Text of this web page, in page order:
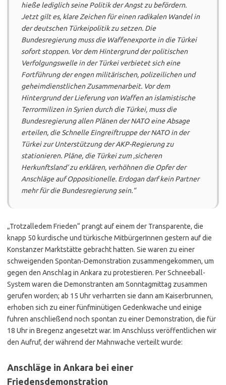
hieße lediglich seine Politik der Angst zu befördern.
Jetzt gilt es, klare Zeichen für einen radikalen Wandel in
der deutschen Türkeipolitik zu setzen. Die
Bundesregierung muss die Waffenexporte in die Türkei
sofort stoppen. Vor dem Hintergrund der politischen
Verfolgungswelle in der Türkei verbietet sich eine
Fortführung der engen militärischen, polizeilichen und
geheimdienstlichen Zusammenarbeit. Vor dem
Hintergrund der Lieferung von Waffen an islamistische
Terrormilizen in Syrien durch die Türkei, muss die
Bundesregierung allen Plänen der NATO eine Absage
erteilen, die Schnelle Eingreiftruppe der NATO in der
Türkei zur Unterstützung der AKP-Regierung zu
stationieren. Pläne, die Türkei zum ‚sicheren
Herkunftsland‘ zu erklären, verhöhnen die Opfer der
Anschläge auf Oppositionelle. Erdogan darf kein Partner
mehr für die Bundesregierung sein.“
„Trotzalledem Frieden“ prangt auf einem der Transparente, die
knapp 50 kurdische und türkische MitbürgerInnen gestern auf die
Konstanzer Marktstätte gebracht hatten. Sie waren zu einer
schweigenden Spontan-Demonstration zusammengekommen, um
gegen den Anschlag in Ankara zu protestieren. Per Schneeball-
System waren die Demonstranten am Sonntagmittag zusammen
gerufen worden; ab 15 Uhr verharrten sie dann am Kaiserbrunnen,
erhoben sich zu einer fünfminütigen Gedenkwache und einige
fuhren anschließend noch spontan zu einer Demonstration, die für
18 Uhr in Bregenz angesetzt war. Im Anschluss veröffentlichen wir
den Aufruf, der während der Mahnwache verteilt wurde:
Anschläge in Ankara bei einer
Friedensdemonstration